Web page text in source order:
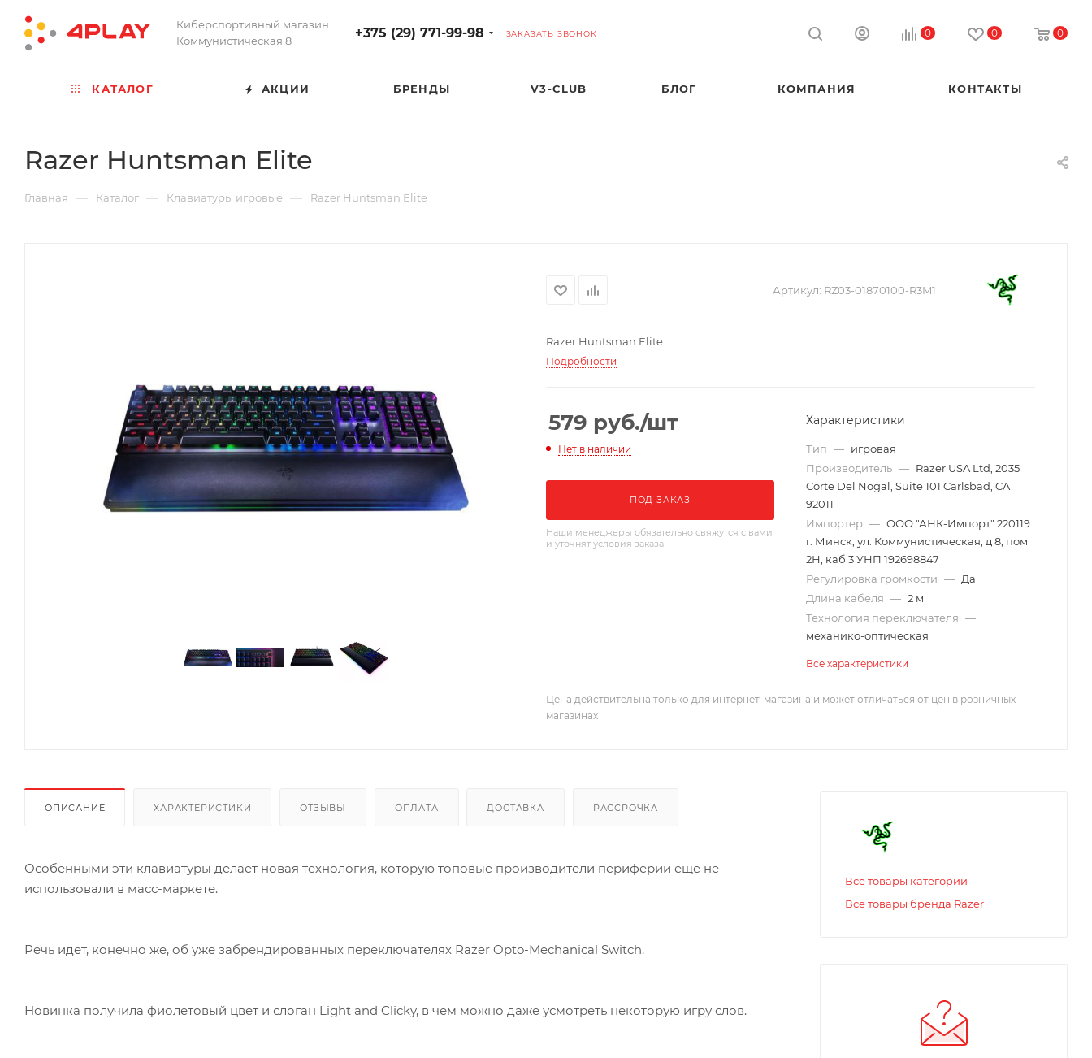
Киберспортивный магазин
Коммунистическая 8
+375 (29) 771-99-98 ЗАКАЗАТЬ ЗВОНОК 0 0 0
КАТАЛОГ АКЦИИ БРЕНДЫ V3-CLUB БЛОГ КОМПАНИЯ КОНТАКТЫ
Razer Huntsman Elite
Главная — Каталог — Клавиатуры игровые — Razer Huntsman Elite
Артикул: RZ03-01870100-R3M1
Razer Huntsman Elite
Подробности
579 руб./шт
Нет в наличии
ПОД ЗАКАЗ
Наши менеджеры обязательно свяжутся с вами
и уточнят условия заказа
Характеристики
Тип — игровая
Производитель — Razer USA Ltd, 2035
Corte Del Nogal, Suite 101 Carlsbad, CA
92011
Импортер — ООО "АНК-Импорт" 220119
г. Минск, ул. Коммунистическая, д 8, пом
2Н, каб 3 УНП 192698847
Регулировка громкости — Да
Длина кабеля — 2 м
Технология переключателя —
механико-оптическая
Все характеристики
Цена действительна только для интернет-магазина и может отличаться от цен в розничных
магазинах
ОПИСАНИЕ ХАРАКТЕРИСТИКИ ОТЗЫВЫ ОПЛАТА ДОСТАВКА РАССРОЧКА
Особенными эти клавиатуры делает новая технология, которую топовые производители периферии еще не
использовали в масс-маркете.
Речь идет, конечно же, об уже забрендированных переключателях Razer Opto-Mechanical Switch.
Новинка получила фиолетовый цвет и слоган Light and Clicky, в чем можно даже усмотреть некоторую игру слов.
Все товары категории
Все товары бренда Razer